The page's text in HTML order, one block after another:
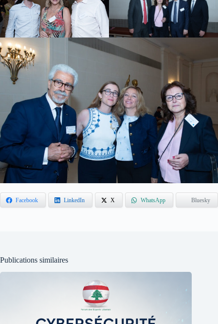
Facebook LinkedIn X WhatsApp Bluesky
Publications similaires